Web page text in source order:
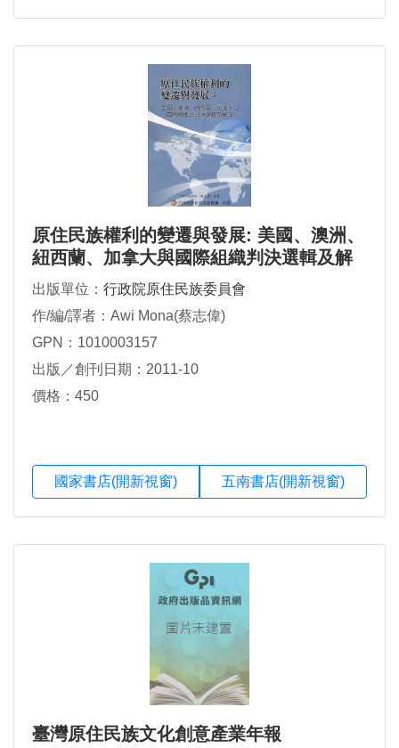
原住民族權利的變遷與發展: 美國、澳洲、
紐西蘭、加拿大與國際組織判決選輯及解
說
出版單位： 行政院原住民族委員會
作/編/譯者：Awi Mona(蔡志偉)
GPN：1010003157
出版／創刊日期：2011-10
價格：450
國家書店(開新視窗) 五南書店(開新視窗)
臺灣原住民族文化創意產業年報